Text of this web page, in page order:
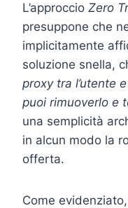
L’approccio Zero
presuppone che
implicitamente
soluzione snella,
proxy tra l’utente
puoi rimuoverlo e
una semplicità
in alcun modo la
offerta.
Come